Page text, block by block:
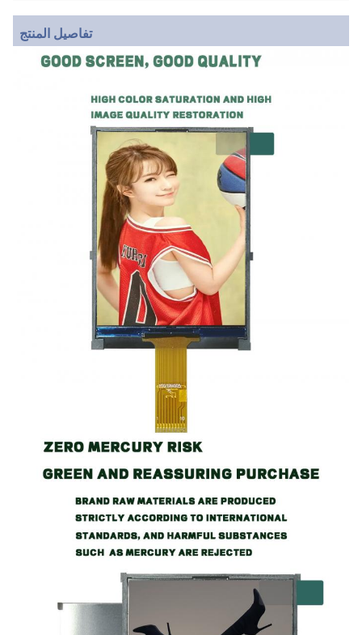
تفاصيل المنتج